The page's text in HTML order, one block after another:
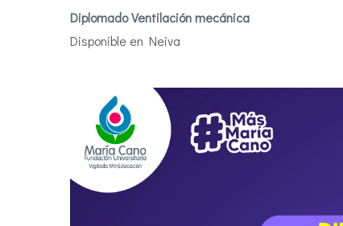
Diplomado Ventilación mecánica
Disponible en Neiva